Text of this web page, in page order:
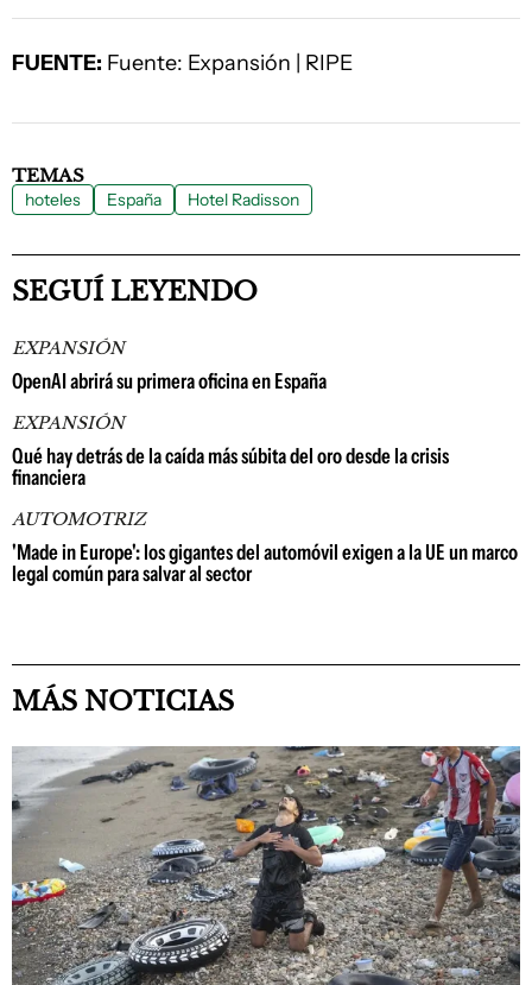
FUENTE: Fuente: Expansión | RIPE
TEMAS
hoteles España Hotel Radisson
SEGUÍ LEYENDO
EXPANSIÓN
OpenAI abrirá su primera oficina en España
EXPANSIÓN
Qué hay detrás de la caída más súbita del oro desde la crisis
financiera
AUTOMOTRIZ
'Made in Europe': los gigantes del automóvil exigen a la UE un marco
legal común para salvar al sector
MÁS NOTICIAS